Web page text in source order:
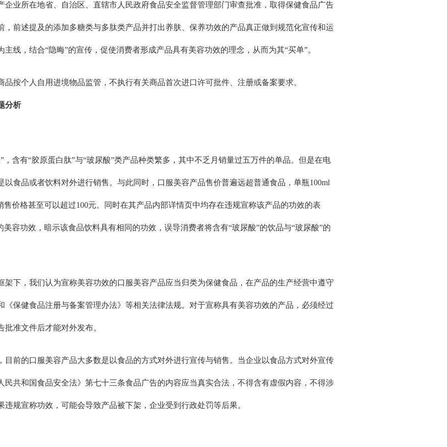
企业所在地省、自治区、直辖市人民政府食品安全监督管理部门审查批准，取得保健食品广告
，前述提及的添加多糖类与多肽类产品并打出养肤、保养功效的产品真正做到规范化宣传和运
线，结合“隐晦”的宣传，促使消费者形成产品具有美容功效的理念，从而为其“买单”。
品按个人自用进境物品监管，不执行有关商品首次进口许可批件、注册或备案要求。
分析
，含有“胶原蛋白肽”与“玻尿酸”类产品种类繁多，其中不乏月销量过五万件的单品。但是在电
以食品或者饮料对外进行销售。与此同时，口服美容产品售价普遍远超普通食品，单瓶100ml
售价格甚至可以超过100元。同时在其产品内部详情页中均存在违规宣称该产品的功效的表
美容功效，暗示该食品饮料具有相同的功效，误导消费者将含有“玻尿酸”的饮品与“玻尿酸”的
架下，我们认为宣称美容功效的口服美容产品应当归类为保健食品，在产品的生产经营中遵守
《保健食品注册与备案管理办法》等相关法律法规。对于宣称具有美容功效的产品，必须经过
准文件后才能对外发布。
目前的口服美容产品大多数是以食品的方式对外进行宣传与销售。当企业以食品方式对外宣传
民共和国食品安全法》第七十三条食品广告的内容应当真实合法，不得含有虚假内容，不得涉
违规宣称功效，可能会导致产品被下架，企业受到行政处罚等后果。